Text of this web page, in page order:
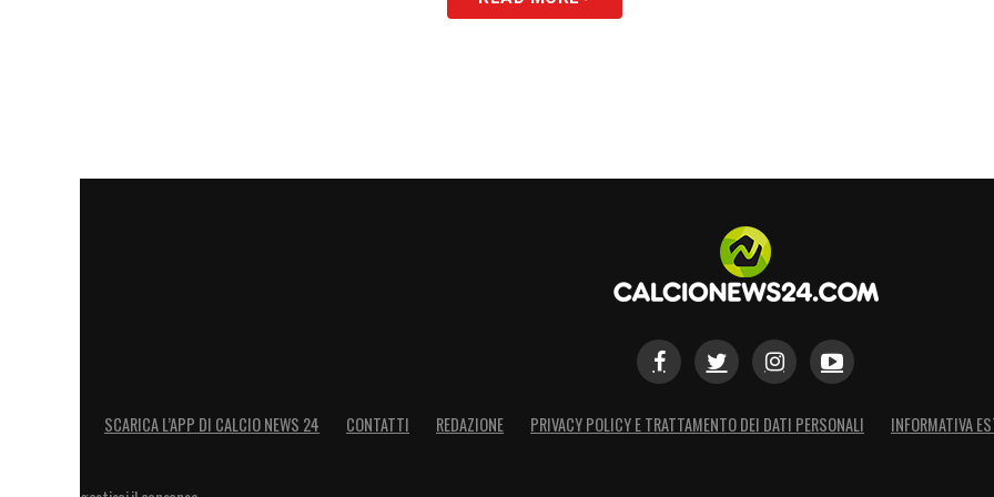
SCARICA L’APP DI CALCIO NEWS 24 CONTATTI REDAZIONE PRIVACY POLICY E TRATTAMENTO DEI DATI PERSONALI INFORMATIVA